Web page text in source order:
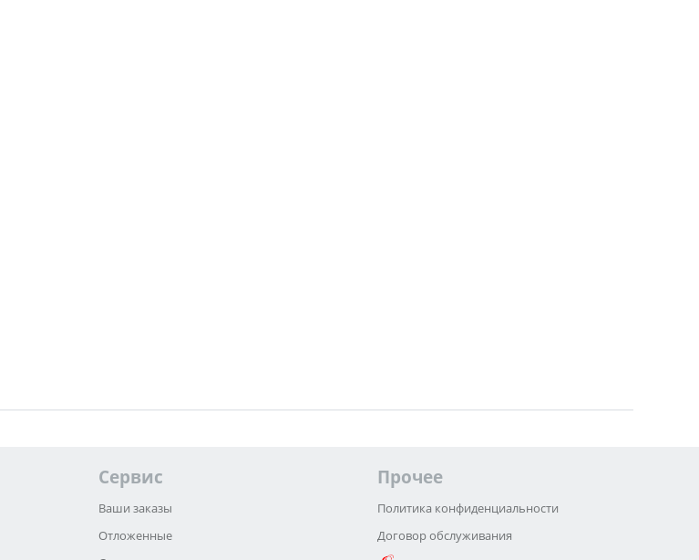
Сервис
Ваши заказы
Отложенные
Прочее
Политика конфиденциальности
Договор обслуживания